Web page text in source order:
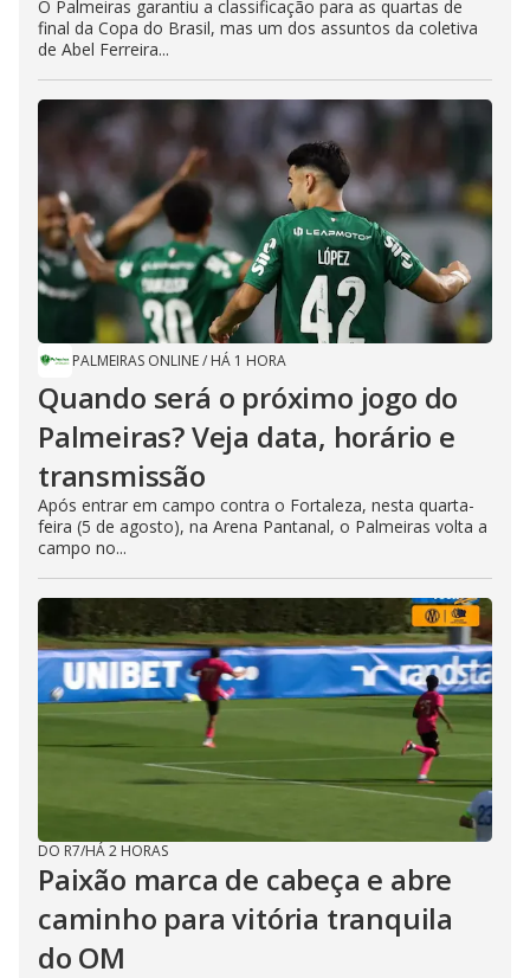
O Palmeiras garantiu a classificação para as quartas de
final da Copa do Brasil, mas um dos assuntos da coletiva
de Abel Ferreira...
PALMEIRAS ONLINE/ HÁ 1 HORA
Quando será o próximo jogo do
Palmeiras? Veja data, horário e
transmissão
Após entrar em campo contra o Fortaleza, nesta quarta-
feira (5 de agosto), na Arena Pantanal, o Palmeiras volta a
campo no...
DO R7/HÁ 2 HORAS
Paixão marca de cabeça e abre
caminho para vitória tranquila
do OM